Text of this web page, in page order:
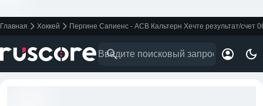
Главная Хоккей Пергине Сапиенс - АСВ Кальтерн Хечте результат/счет